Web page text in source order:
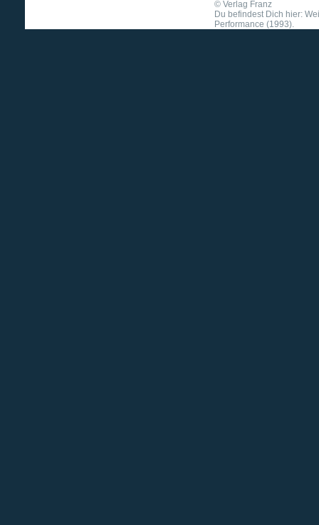
© Verlag Franz
Du befindest Dich hier:
Performance (1993).